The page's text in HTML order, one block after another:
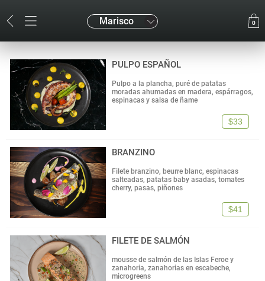
Marisco 0
PULPO ESPAÑOL
Pulpo a la plancha, puré de patatas
moradas ahumadas en madera, espárragos,
espinacas y salsa de ñame
$33
BRANZINO
Filete branzino, beurre blanc, espinacas
salteadas, patatas baby asadas, tomates
cherry, pasas, piñones
$41
FILETE DE SALMÓN
mousse de salmón de las Islas Feroe y
zanahoria, zanahorias en escabeche,
microgreens